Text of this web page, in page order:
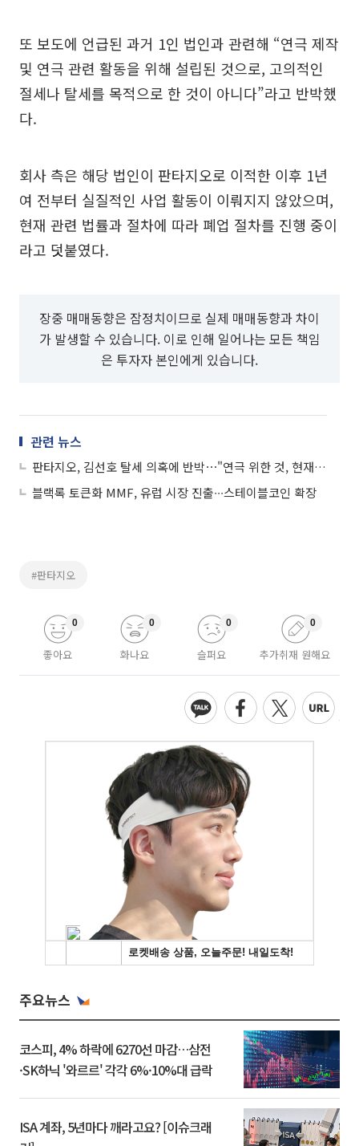
또 보도에 언급된 과거 1인 법인과 관련해 “연극 제작
및 연극 관련 활동을 위해 설립된 것으로, 고의적인
절세나 탈세를 목적으로 한 것이 아니다”라고 반박했
다.
회사 측은 해당 법인이 판타지오로 이적한 이후 1년
여 전부터 실질적인 사업 활동이 이뤄지지 않았으며,
현재 관련 법률과 절차에 따라 폐업 절차를 진행 중이
라고 덧붙였다.
장중 매매동향은 잠정치이므로 실제 매매동향과 차이
가 발생할 수 있습니다. 이로 인해 일어나는 모든 책임
은 투자자 본인에게 있습니다.
관련 뉴스
판타지오, 김선호 탈세 의혹에 반박⋯"연극 위한 것, 현재 폐업 진행 중"
블랙록 토큰화 MMF, 유럽 시장 진출∙∙∙스테이블코인 확장
#판타지오
좋아요
0
화나요
0
슬퍼요
0
추가취재 원해요
0
주요뉴스
코스피, 4% 하락에 6270선 마감…삼전
·SK하닉 '와르르' 각각 6%·10%대 급락
ISA 계좌, 5년마다 깨라고요? [이슈크래